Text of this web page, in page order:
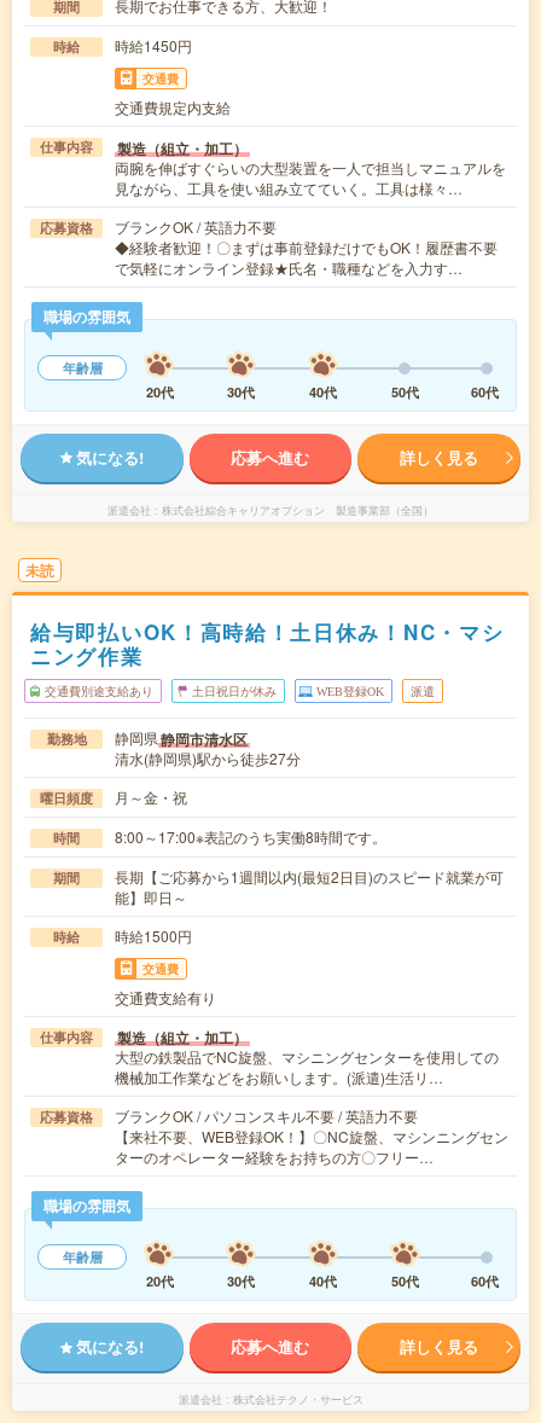
期間 長期でお仕事できる方、大歓迎！
時給 時給1450円
交通費
交通費規定内支給
仕事内容 製造（組立・加工）
両腕を伸ばすぐらいの大型装置を一人で担当しマニュアルを
見ながら、工具を使い組み立てていく。工具は様々…
応募資格
ブランクOK / 英語力不要
◆経験者歓迎！〇まずは事前登録だけでもOK！履歴書不要
で気軽にオンライン登録★氏名・職種などを入力す…
職場の雰囲気
年齢層
20代
30代 40代 50代 60代
気になる! 応募へ進む 詳しく見る
派遣会社 株式会社綜合キャリアオプション 製造事業部（全国）
未読
給与即払いOK！高時給！土日休み！NC・マシ
ニング作業
交通費別途支給あり 土日祝日が休み WEB登録OK 派遣
勤務地 静岡県静岡市清水区
清水(静岡県)駅から徒歩27分
曜日頻度 月～金・祝
時間 8:00～17:00※表記のうち実働8時間です。
期間
長期【ご応募から1週間以内(最短2日目)のスピード就業が可
能】即日～
時給 時給1500円
交通費
交通費支給有り
仕事内容 製造（組立・加工）
大型の鉄製品でNC旋盤、マシニングセンターを使用しての
機械加工作業などをお願いします。(派遣)生活リ…
応募資格
ブランクOK / パソコンスキル不要 / 英語力不要
【来社不要、WEB登録OK！】〇NC旋盤、マシンニングセン
ターのオペレーター経験をお持ちの方〇フリー…
職場の雰囲気
年齢層
20代
30代 40代 50代 60代
気になる! 応募へ進む 詳しく見る
派遣会社 株式会社テクノ・サービス